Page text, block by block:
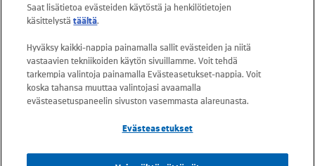
LUE LISÄÄ ROMUTUSPALKKIOSTA
TILAAN NOUTAJAN
Tarvitset vain verkkopankkitunnukset tai valtakirjan.
Saat lisätietoa evästeiden käytöstä ja henkilötietojen
käsittelystätäältä.
Hyväksy kaikki-nappia painamalla sallit evästeiden ja niitä
vastaavien tekniikoiden käytön sivuillamme. Voit tehdä
tarkempia valintoja painamalla Evästeasetukset-nappia. Voit
koska tahansa muuttaa valintojasi avaamalla
evästeasetuspaneelin sivuston vasemmasta alareunasta.
Evästeasetukset